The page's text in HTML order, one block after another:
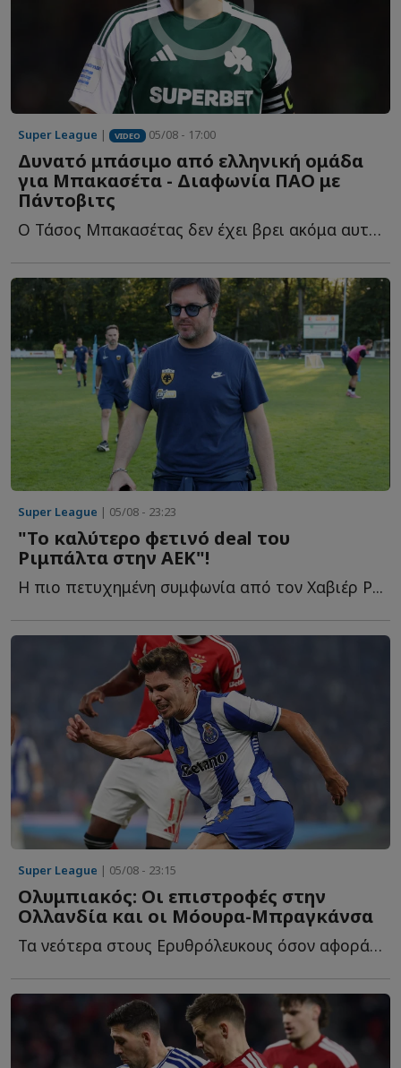
Super League | VIDEO 05/08 - 17:00
Δυνατό μπάσιμο από ελληνική ομάδα
για Μπακασέτα - Διαφωνία ΠΑΟ με
Πάντοβιτς
Ο Τάσος Μπακασέτας δεν έχει βρει ακόμα αυτό που ψάχνει σ...
Super League | 05/08 - 23:23
"Το καλύτερο φετινό deal του
Ριμπάλτα στην ΑΕΚ"!
Η πιο πετυχημένη συμφωνία από τον Χαβιέρ Ρ...
Super League | 05/08 - 23:15
Ολυμπιακός: Οι επιστροφές στην
Ολλανδία και οι Μόουρα-Μπραγκάνσα
Τα νεότερα στους Ερυθρόλευκους όσον αφορά στα μεταγραφικά, α...